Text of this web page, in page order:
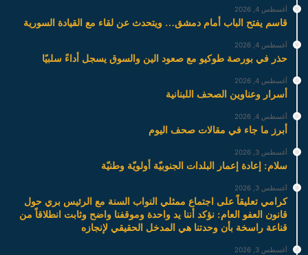
أغسطس 4, 2026
قاسم يفتح الباب أمام دمشق… ويتحدث عن لقاء مع القيادة السورية
أغسطس 4, 2026
حذر في بورصة طوكيو مع صعود الين والسوق يسجل أداءً سلبيًا
أغسطس 4, 2026
أسرار وعناوين الصحف اللبنانية
أغسطس 4, 2026
أبرز ما جاء في مقالات صحف اليوم
أغسطس 3, 2026
سلام: إعادة إعمار البلدات الجنوبيّة أولويّة وطنيّة
أغسطس 3, 2026
كرامي تعليقاً على اجتماع ممثلي النواب السنة مع الرئيس بري حول
قانون العفو العام: نؤكد أننا يد واحدة وموقفنا واضح وثابت انطلاقاً من
قناعة راسخة بأن وحدتنا هي المدخل الحقيقي لإنجازه
أغسطس 3, 2026